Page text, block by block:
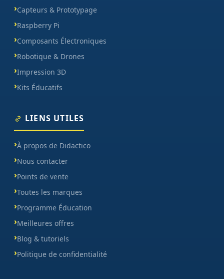
Capteurs & Prototypage
Raspberry Pi
Composants Électroniques
Robotique & Drones
Impression 3D
Kits Éducatifs
LIENS UTILES
À propos de Didactico
Nous contacter
Points de vente
Toutes les marques
Programme Éducation
Meilleures offres
Blog & tutoriels
Politique de confidentialité